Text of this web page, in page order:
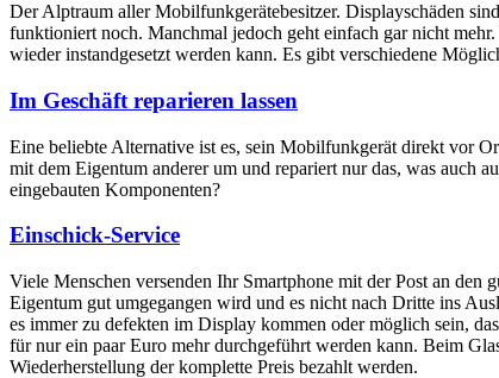
Der Alptraum aller Mobilfunkgerätebesitzer. Displayschäden
funktioniert noch. Manchmal jedoch geht einfach gar nicht
wieder instandgesetzt werden kann. Es gibt verschiedene
Im Geschäft reparieren lassen
Eine beliebte Alternative ist es, sein Mobilfunkgerät direkt vor
mit dem Eigentum anderer um und repariert nur das, was auch
eingebauten Komponenten?
Einschick-Service
Viele Menschen versenden Ihr Smartphone mit der Post an den
Eigentum gut umgegangen wird und es nicht nach Dritte ins
es immer zu defekten im Display kommen oder möglich sein,
für nur ein paar Euro mehr durchgeführt werden kann. Beim
Wiederherstellung der komplette Preis bezahlt werden.